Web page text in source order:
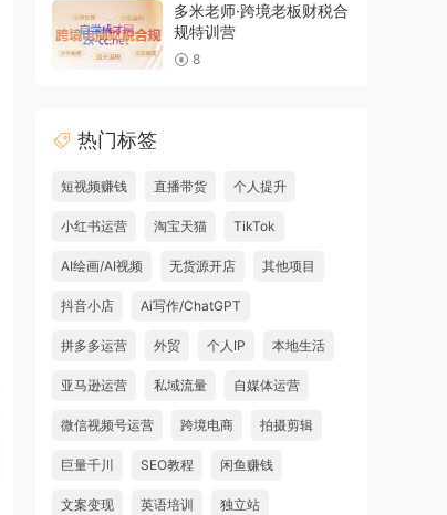
多米老师·跨境老板财税合
规特训营
8
热门标签
短视频赚钱 直播带货 个人提升
小红书运营 淘宝天猫 TikTok
AI绘画/AI视频 无货源开店 其他项目
抖音小店 Ai写作/ChatGPT
拼多多运营 外贸 个人IP 本地生活
亚马逊运营 私域流量 自媒体运营
微信视频号运营 跨境电商 拍摄剪辑
巨量千川 SEO教程 闲鱼赚钱
文案变现 英语培训 独立站